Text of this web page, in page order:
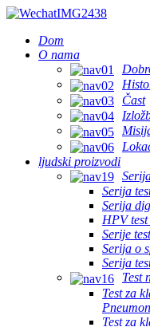
Dom
O nama
Čast
ljudski proizvodi
Serija
Serija
HPV
Serije
Serija o
Serija
Test
Test za
Test za